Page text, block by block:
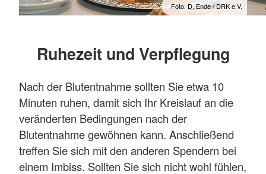
Foto: D. Ende / DRK e.V.
Ruhezeit und Verpflegung
Nach der Blutentnahme sollten Sie etwa 10
Minuten ruhen, damit sich Ihr Kreislauf an die
veränderten Bedingungen nach der
Blutentnahme gewöhnen kann. Anschließend
treffen Sie sich mit den anderen Spendern bei
einem Imbiss. Sollten Sie sich nicht wohl fühlen,